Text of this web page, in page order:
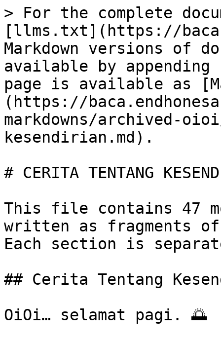
> For the complete
[llms.txt](https://
Markdown versions of
available by
page is available as
(https://
markdowns/archived-
kesendirian.md).
# CERITA TENTANG
This file contains 47
written as fragments
Each section is
## Cerita Tentang
OiOi… selamat pagi. 🌅